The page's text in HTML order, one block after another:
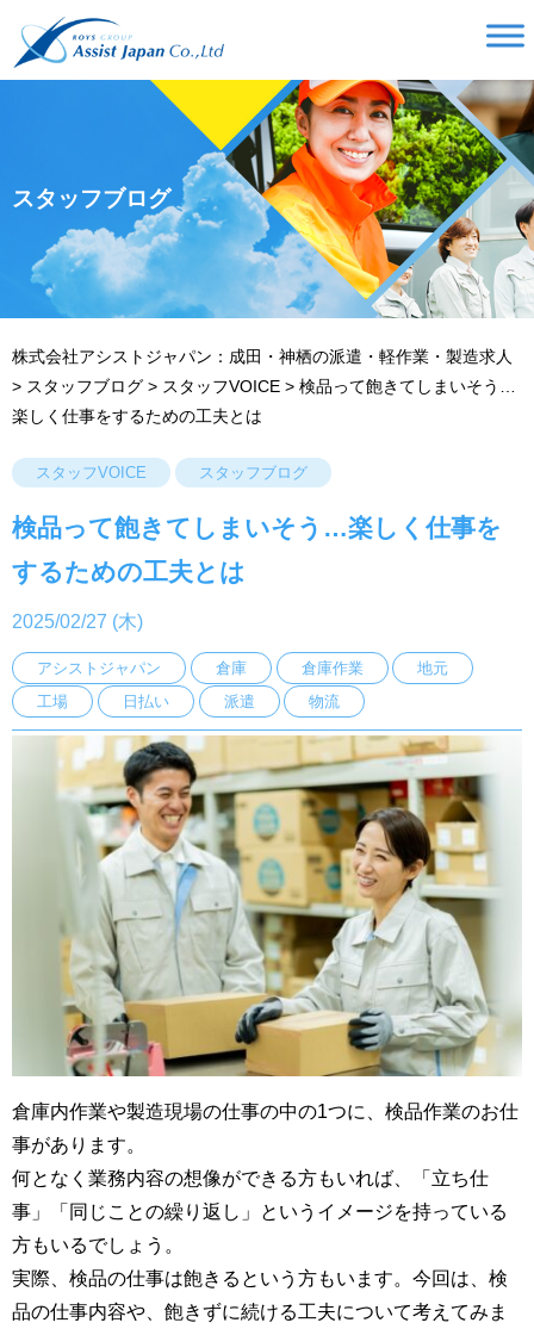
スタッフブログ
株式会社アシストジャパン：成田・神栖の派遣・軽作業・製造求人
> スタッフブログ > スタッフVOICE > 検品って飽きてしまいそう…
楽しく仕事をするための工夫とは
スタッフVOICE スタッフブログ
検品って飽きてしまいそう…楽しく仕事を
するための工夫とは
2025/02/27 (木)
アシストジャパン 倉庫 倉庫作業
地元
工場
日払い 派遣 物流
倉庫内作業や製造現場の仕事の中の1つに、検品作業のお仕
事があります。
何となく業務内容の想像ができる方もいれば、「立ち仕
事」「同じことの繰り返し」というイメージを持っている
方もいるでしょう。
実際、検品の仕事は飽きるという方もいます。今回は、検
品の仕事内容や、飽きずに続ける工夫について考えてみま